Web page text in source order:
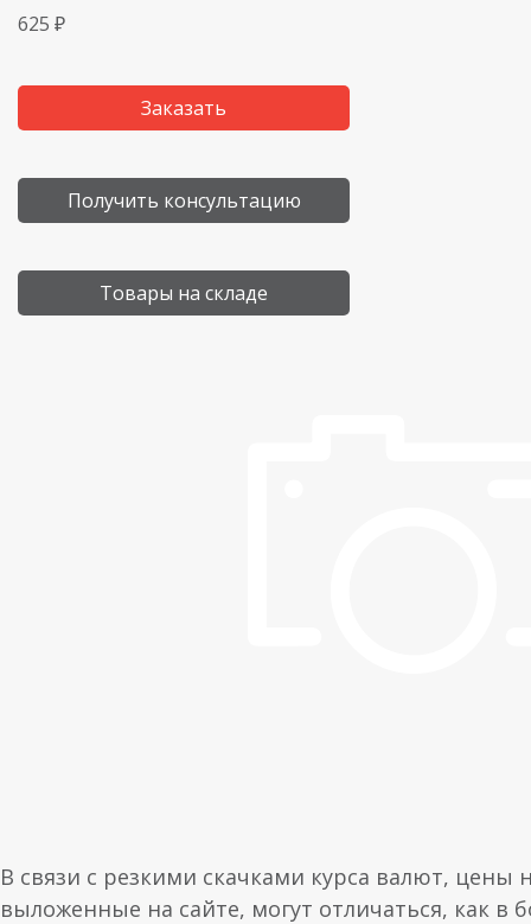
625 ₽
Заказать
Получить консультацию
Товары на складе
В связи с резкими скачками курса валют, цены
выложенные на сайте, могут отличаться, как в